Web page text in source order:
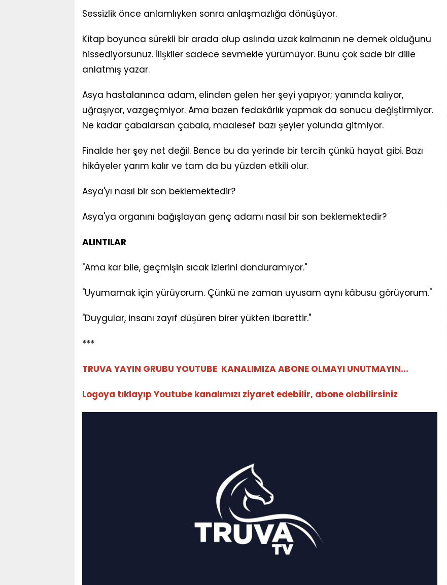
Sessizlik önce anlamlıyken sonra anlaşmazlığa dönüşüyor.
Kitap boyunca sürekli bir arada olup aslında uzak kalmanın ne demek olduğunu
hissediyorsunuz. İlişkiler sadece sevmekle yürümüyor. Bunu çok sade bir dille
anlatmış yazar.
Asya hastalanınca adam, elinden gelen her şeyi yapıyor; yanında kalıyor,
uğraşıyor, vazgeçmiyor. Ama bazen fedakârlık yapmak da sonucu değiştirmiyor.
Ne kadar çabalarsan çabala, maalesef bazı şeyler yolunda gitmiyor.
Finalde her şey net değil. Bence bu da yerinde bir tercih çünkü hayat gibi. Bazı
hikâyeler yarım kalır ve tam da bu yüzden etkili olur.
Asya'yı nasıl bir son beklemektedir?
Asya'ya organını bağışlayan genç adamı nasıl bir son beklemektedir?
ALINTILAR
"Ama kar bile, geçmişin sıcak izlerini donduramıyor."
"Uyumamak için yürüyorum. Çünkü ne zaman uyusam aynı kâbusu görüyorum."
"Duygular, insanı zayıf düşüren birer yükten ibarettir."
***
TRUVA YAYIN GRUBU YOUTUBE KANALIMIZA ABONE OLMAYI UNUTMAYIN...
Logoya tıklayıp Youtube kanalımızı ziyaret edebilir, abone olabilirsiniz